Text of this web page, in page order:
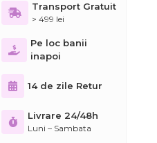
Transport Gratuit
> 499 lei
Pe loc banii
inapoi
14 de zile Retur
Livrare 24/48h
Luni – Sambata